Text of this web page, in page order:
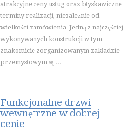
atrakcyjne ceny usług oraz błyskawiczne
terminy realizacji, niezależnie od
wielkości zamówienia. Jedną z najczęściej
wykonywanych konstrukcji w tym
znakomicie zorganizowanym zakładzie
przemysłowym są ...
Funkcjonalne drzwi
wewnętrzne w dobrej
cenie